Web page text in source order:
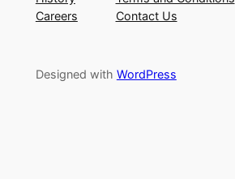
Careers
Contact Us
Designed with WordPress